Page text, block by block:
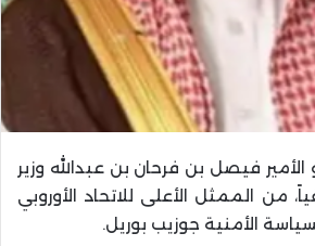
فيصل بن فرحان بن عبدالله وزير
من الممثل الأعلى للاتحاد الأوروبي
الأمنية جوزيب بوريل.